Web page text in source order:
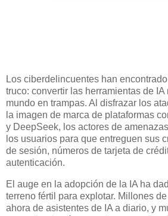
Los ciberdelincuentes han
truco: convertir las herramientas de IA
mundo en trampas. Al disfrazar los
la imagen de marca de plataformas
y DeepSeek, los actores de
los usuarios para que entreguen sus
de sesión, números de tarjeta de
autenticación.
El auge en la adopción de la IA ha
terreno fértil para explotar. Millones
ahora de asistentes de IA a diario, y